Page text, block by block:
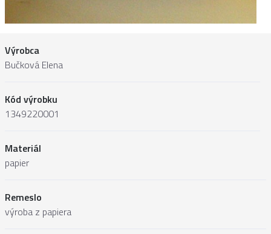
Výrobca
Bučková Elena
Kód výrobku
1349220001
Materiál
papier
Remeslo
výroba z papiera